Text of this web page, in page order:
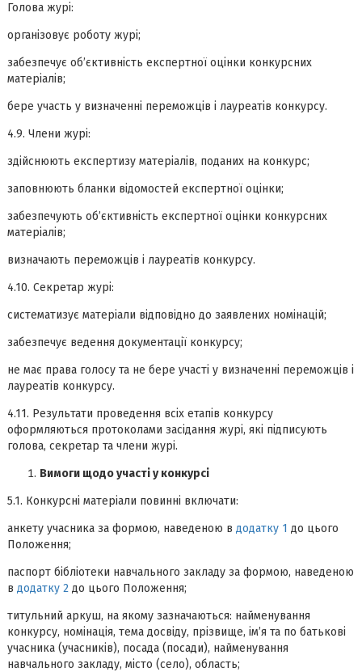
Голова журі:
організовує роботу журі;
забезпечує об’єктивність експертної оцінки конкурсних
матеріалів;
бере участь у визначенні переможців і лауреатів конкурсу.
4.9. Члени журі:
здійснюють експертизу матеріалів, поданих на конкурс;
заповнюють бланки відомостей експертної оцінки;
забезпечують об’єктивність експертної оцінки конкурсних
матеріалів;
визначають переможців і лауреатів конкурсу.
4.10. Секретар журі:
систематизує матеріали відповідно до заявлених номінацій;
забезпечує ведення документації конкурсу;
не має права голосу та не бере участі у визначенні переможців і
лауреатів конкурсу.
4.11. Результати проведення всіх етапів конкурсу
оформляються протоколами засідання журі, які підписують
голова, секретар та члени журі.
Вимоги щодо участі у конкурсі
5.1. Конкурсні матеріали повинні включати:
анкету учасника за формою, наведеною в додатку 1 до цього
Положення;
паспорт бібліотеки навчального закладу за формою, наведеною
в додатку 2до цього Положення;
титульний аркуш, на якому зазначаються: найменування
конкурсу, номінація, тема досвіду, прізвище, ім’я та по батькові
учасника (учасників), посада (посади), найменування
навчального закладу, місто (село), область;